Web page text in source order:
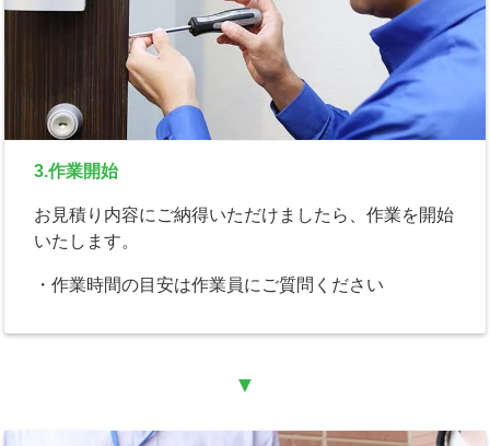
3.作業開始
お見積り内容にご納得いただけましたら、作業を開始
いたします。
・作業時間の目安は作業員にご質問ください
▼